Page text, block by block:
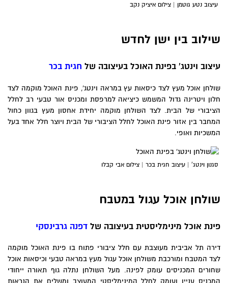
עיצוב נטע גוטמן | צילום איציק נקב
שילוב בין ישן לחדש
עיצוב וינטג' בפינת האוכל בעיצובה של חגית בכר
שולחן אוכל מעץ לצד כיסאות עץ במראה וינטג', פינת האוכל מוקמה לצד
חלון ויטרינה גדול המשמש כיציאה למרפסת ומכניס אור טבעי רב לחלל
הציבורי של הבית. לצד השולחן מוקמה יחידת אחסון מעץ בגוון כחול
המחבר בין אזור פינת האוכל לחלל הציבורי של הבית ויוצר חלל אחד בעל
המשכיות ואופי.
סגנון וינטג' | עיצוב חגית בכר | צילום אבי קבלו
שולחן אוכל עגול במטבח
פינת אוכל מינימליסטית בעיצובה של דפנה גרבינסקי
דירה תל אביבית מעוצבת עם חלל ציבורי פתוח בו פינת האוכל מוקמה
לצד המטבח ומורכבת משולחן אוכל עגול מעץ במראה טבעי וכיסאות אוכל
שחורים המכניסים עומק לפינה. מעל השולחן נתלה גוף תאורה ייחודי